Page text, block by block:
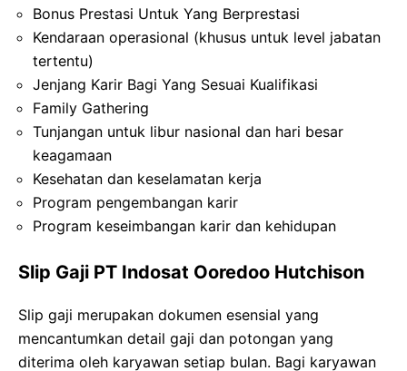
Bonus Prestasi Untuk Yang Berprestasi
Kendaraan operasional (khusus untuk level jabatan
tertentu)
Jenjang Karir Bagi Yang Sesuai Kualifikasi
Family Gathering
Tunjangan untuk libur nasional dan hari besar
keagamaan
Kesehatan dan keselamatan kerja
Program pengembangan karir
Program keseimbangan karir dan kehidupan
Slip Gaji PT Indosat Ooredoo Hutchison
Slip gaji merupakan dokumen esensial yang
mencantumkan detail gaji dan potongan yang
diterima oleh karyawan setiap bulan. Bagi karyawan